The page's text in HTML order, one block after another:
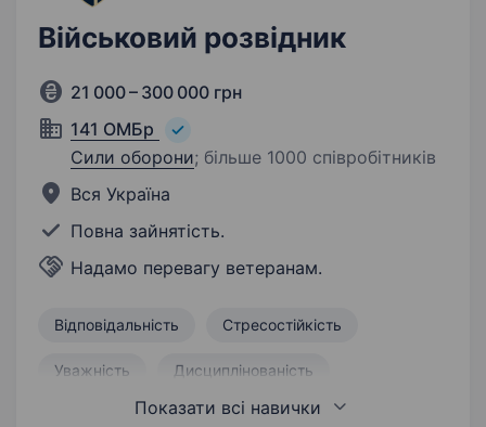
Військовий розвідник
21 000 – 300 000 грн
141 ОМБр
Сили оборони; більше 1000 співробітників
Вся Україна
Повна зайнятість.
Надамо перевагу ветеранам.
Відповідальність Стресостійкість
Уважність Дисциплінованість
ВитривалістьПоказати всі навички